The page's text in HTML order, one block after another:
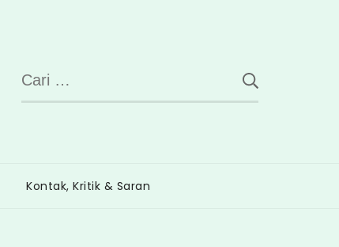
Cari
untuk:
Kontak, Kritik & Saran